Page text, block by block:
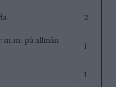
2
m.m. på allmän
1
1